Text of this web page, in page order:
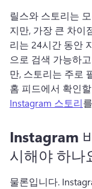
릴스와 스토리는
지만, 가장 큰 차이
리는 24시간 동안
으로 검색 가능하
만, 스토리는 주로
홈 피드에서 확인
Instagram 스토리
Instagram
시해야 하나
물론입니다.